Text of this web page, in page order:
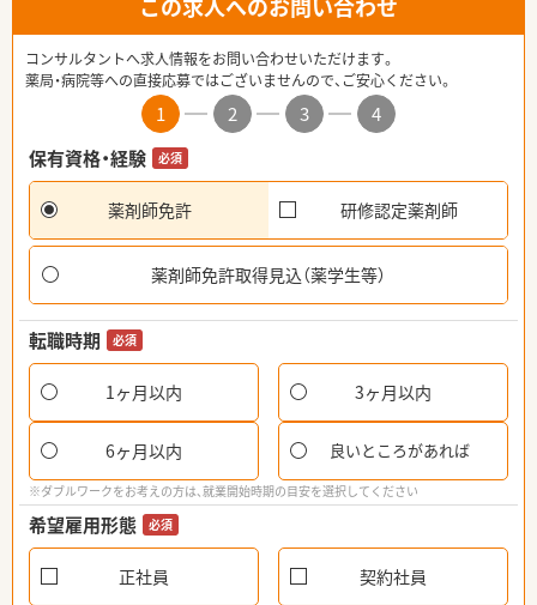
この求人へのお問い合わせ
コンサルタントへ求人情報をお問い合わせいただけます。
薬局・病院等への直接応募ではございませんので、ご安心ください。
1 2 3
4
保有資格・経験
必須
薬剤師免許 研修認定薬剤師
薬剤師免許取得見込（薬学生等）
転職時期 必須
1ヶ月以内 3ヶ月以内
6ヶ月以内 良いところがあれば
※ダブルワークをお考えの方は、就業開始時期の目安を選択してください
希望雇用形態 必須
正社員 契約社員